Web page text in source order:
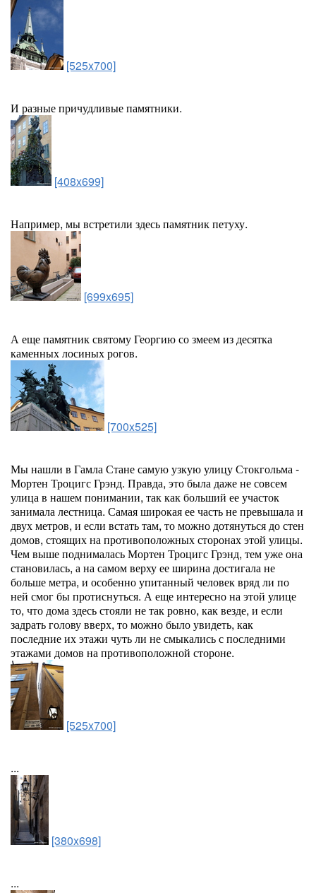
[525x700]
И разные причудливые памятники.
[408x699]
Например, мы встретили здесь памятник петуху.
[699x695]
А еще памятник святому Георгию со змеем из десятка
каменных лосиных рогов.
[700x525]
Мы нашли в Гамла Стане самую узкую улицу Стокгольма -
Мортен Троцигс Грэнд. Правда, это была даже не совсем
улица в нашем понимании, так как больший ее участок
занимала лестница. Самая широкая ее часть не превышала и
двух метров, и если встать там, то можно дотянуться до стен
домов, стоящих на противоположных сторонах этой улицы.
Чем выше поднималась Мортен Троцигс Грэнд, тем уже она
становилась, а на самом верху ее ширина достигала не
больше метра, и особенно упитанный человек вряд ли по
ней смог бы протиснуться. А еще интересно на этой улице
то, что дома здесь стояли не так ровно, как везде, и если
задрать голову вверх, то можно было увидеть, как
последние их этажи чуть ли не смыкались с последними
этажами домов на противоположной стороне.
[525x700]
...
[380x698]
...